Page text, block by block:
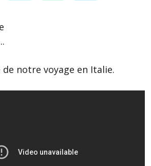
notre voyage en Italie.